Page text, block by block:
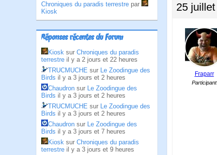
Chroniques du paradis terrestre par
Kiosk
Réponses récentes du Forum
Kiosk sur Chroniques du paradis
terrestre il y a 2 jours et 22 heures
TRUCMUCHE sur Le Zoodingue des
Birds il y a 3 jours et 2 heures
Chaudron sur Le Zoodingue des
Birds il y a 3 jours et 2 heures
TRUCMUCHE sur Le Zoodingue des
Birds il y a 3 jours et 2 heures
Chaudron sur Le Zoodingue des
Birds il y a 3 jours et 7 heures
Kiosk sur Chroniques du paradis
terrestre il y a 3 jours et 9 heures
25
Fraparr
Participant